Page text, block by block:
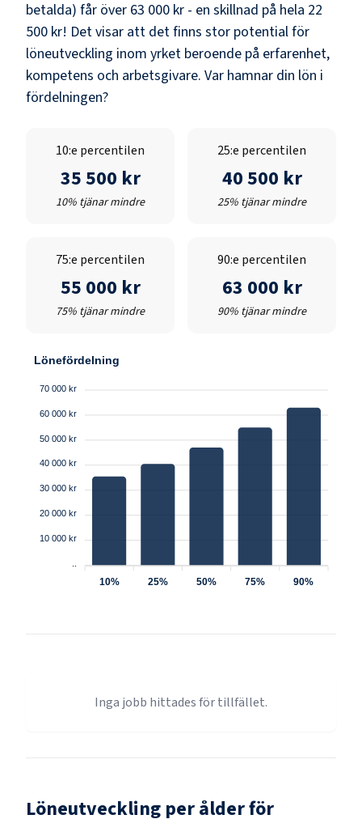
betalda) får över 63 000 kr - en skillnad på hela 22
500 kr! Det visar att det finns stor potential för
löneutveckling inom yrket beroende på erfarenhet,
kompetens och arbetsgivare. Var hamnar din lön i
fördelningen?
10:e percentilen
35 500 kr
10% tjänar mindre
25:e percentilen
40 500 kr
25% tjänar mindre
75:e percentilen
55 000 kr
75% tjänar mindre
90:e percentilen
63 000 kr
90% tjänar mindre
Lönefördelning
70 000 kr
60 000 kr
50 000 kr
40 000 kr
30 000 kr
20 000 kr
10 000 kr
10% 25% 50% 75% 90%
Inga jobb hittades för tillfället.
Löneutveckling per ålder för